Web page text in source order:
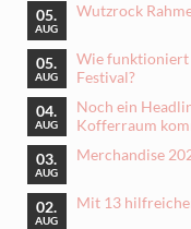
05.
AUG
Wutzrock
05.
AUG
Wie funktioniert
Festival?
04.
AUG
Noch ein
Kofferraum
03.
AUG
Merchandise
02.
AUG
Mit 13